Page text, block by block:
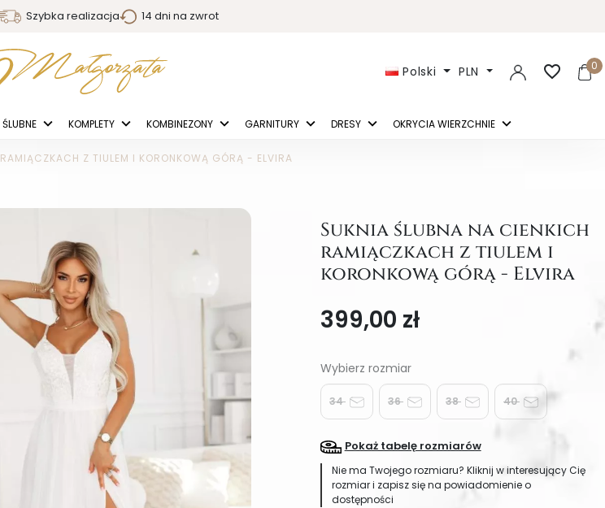
Szybka realizacja 14 dni na zwrot
Polski PLN 0
favorite_border
KOMPLETY KOMBINEZONY GARNITURY DRESY OKRYCIA WIERZCHNIE
Z TIULEM I KORONKOWĄ GÓRĄ - ELVIRA
Suknia ślubna na cienkich
ramiączkach z tiulem i
koronkową górą - Elvira
399,00 zł
34 36 38 40
Pokaż tabelę rozmiarów
Nie ma Twojego rozmiaru? Kliknij w interesujący Cię
rozmiar i zapisz się na powiadomienie o
dostępności